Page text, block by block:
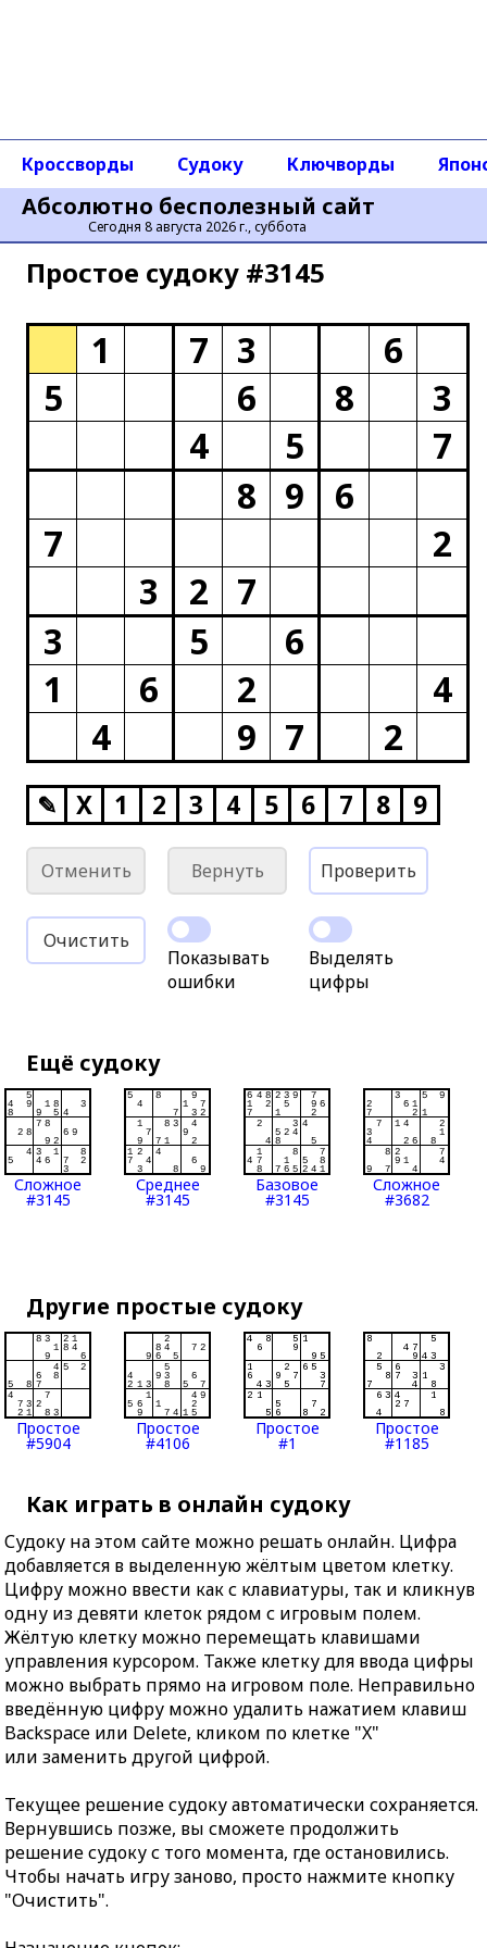
Абсолютно бесполезный сайт
Сегодня 8 августа 2026 г., суббота
Кроссворды Судоку Ключворды
Простое cудоку #3145
1 7 3
6
5
6 8
3
4
5
7
8
9
6
7
2
3
2
7
3
5
6
1
6 2
4
4
9 7 2
✎ X 1 2 3 4 5 6 7 8 9
Отменить Вернуть Проверить
Очистить
Показывать
ошибки
Выделять
цифры
Ещё судоку
Сложное
#3145
Среднее
#3145
Базовое
#3145
Сложное
#3682
Другие простые судоку
Простое
#5904
Простое
#4106
Простое
#1
Простое
#1185
Как играть в онлайн судоку
Судоку на этом сайте можно решать онлайн. Цифра
добавляется в выделенную жёлтым цветом клетку.
Цифру можно ввести как с клавиатуры, так и кликнув
одну из девяти клеток рядом с игровым полем.
Жёлтую клетку можно перемещать клавишами
управления курсором. Также клетку для ввода цифры
можно выбрать прямо на игровом поле. Неправильно
введённую цифру можно удалить нажатием клавиш
Backspace или Delete, кликом по клетке "X"
или заменить другой цифрой.
Текущее решение судоку автоматически сохраняется.
Вернувшись позже, вы сможете продолжить
решение судоку с того момента, где остановились.
Чтобы начать игру заново, просто нажмите кнопку
"Очистить".